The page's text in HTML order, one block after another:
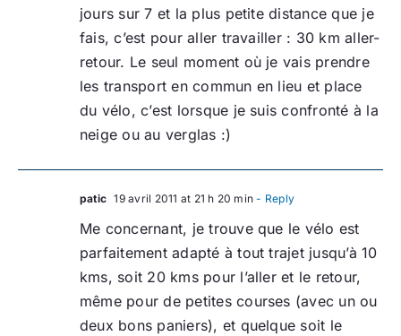
jours sur 7 et la plus petite distance que je
fais, c’est pour aller travailler : 30 km aller-
retour. Le seul moment où je vais prendre
les transport en commun en lieu et place
du vélo, c’est lorsque je suis confronté à la
neige ou au verglas :)
patic 19 avril 2011 at 21 h 20 min - Reply
Me concernant, je trouve que le vélo est
parfaitement adapté à tout trajet jusqu’à 10
kms, soit 20 kms pour l’aller et le retour,
même pour de petites courses (avec un ou
deux bons paniers), et quelque soit le